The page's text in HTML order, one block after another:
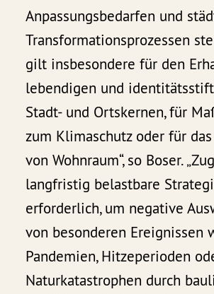
Anpassungsbedarfen und
Transformationsprozessen
gilt insbesondere für den
lebendigen und
Stadt- und Ortskernen, für
zum Klimaschutz oder für
von Wohnraum“, so Boser.
langfristig belastbare
erforderlich, um negative
von besonderen Ereignissen
Pandemien, Hitzeperioden
Naturkatastrophen durch